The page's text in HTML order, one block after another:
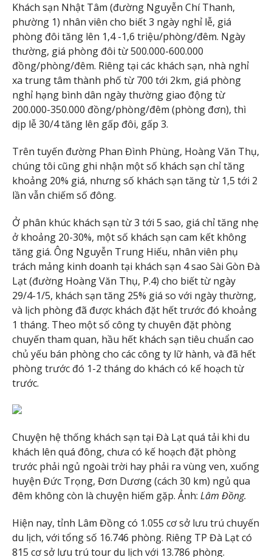
Khách sạn Nhật Tâm (đường Nguyễn Chí Thanh,
phường 1) nhân viên cho biết 3 ngày nghỉ lễ, giá
phòng đôi tăng lên 1,4 -1,6 triệu/phòng/đêm. Ngày
thường, giá phòng đôi từ 500.000-600.000
đồng/phòng/đêm. Riêng tại các khách sạn, nhà nghỉ
xa trung tâm thành phố từ 700 tới 2km, giá phòng
nghỉ hạng bình dân ngày thường giao động từ
200.000-350.000 đồng/phòng/đêm (phòng đơn), thì
dịp lễ 30/4 tăng lên gấp đôi, gấp 3.
Trên tuyến đường Phan Đình Phùng, Hoàng Văn Thụ,
chúng tôi cũng ghi nhận một số khách sạn chỉ tăng
khoảng 20% giá, nhưng số khách sạn tăng từ 1,5 tới 2
lần vẫn chiếm số đông.
Ở phân khúc khách sạn từ 3 tới 5 sao, giá chỉ tăng nhẹ
ở khoảng 20-30%, một số khách sạn cam kết không
tăng giá. Ông Nguyễn Trung Hiếu, nhân viên phụ
trách mảng kinh doanh tại khách sạn 4 sao Sài Gòn Đà
Lạt (đường Hoàng Văn Thụ, P.4) cho biết từ ngày
29/4-1/5, khách sạn tăng 25% giá so với ngày thường,
và lịch phòng đã được khách đặt hết trước đó khoảng
1 tháng. Theo một số công ty chuyên đặt phòng
chuyến tham quan, hầu hết khách sạn tiêu chuẩn cao
chủ yếu bán phòng cho các công ty lữ hành, và đã hết
phòng trước đó 1-2 tháng do khách có kế hoạch từ
trước.
Chuyện hệ thống khách sạn tại Đà Lạt quá tải khi du
khách lên quá đông, chưa có kế hoạch đặt phòng
trước phải ngủ ngoài trời hay phải ra vùng ven, xuống
huyện Đức Trọng, Đơn Dương (cách 30 km) ngủ qua
đêm không còn là chuyện hiếm gặp. Ảnh: Lâm Đồng.
Hiện nay, tỉnh Lâm Đồng có 1.055 cơ sở lưu trú chuyến
du lịch, với tổng số 16.746 phòng. Riêng TP Đà Lạt có
815 cơ sở lưu trú tour du lịch với 13.786 phòng.